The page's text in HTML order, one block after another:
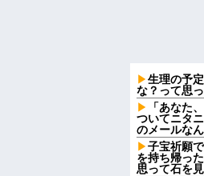
生理の予
な？って思
「あなた
ついてニタ
のメールな
子宝祈願
を持ち帰っ
思って石を